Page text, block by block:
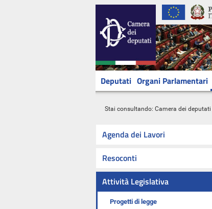
Deputati Organi Parlamentari
Stai consultando: Camera dei deputati
Agenda dei Lavori
Resoconti
Attività Legislativa
Progetti di legge